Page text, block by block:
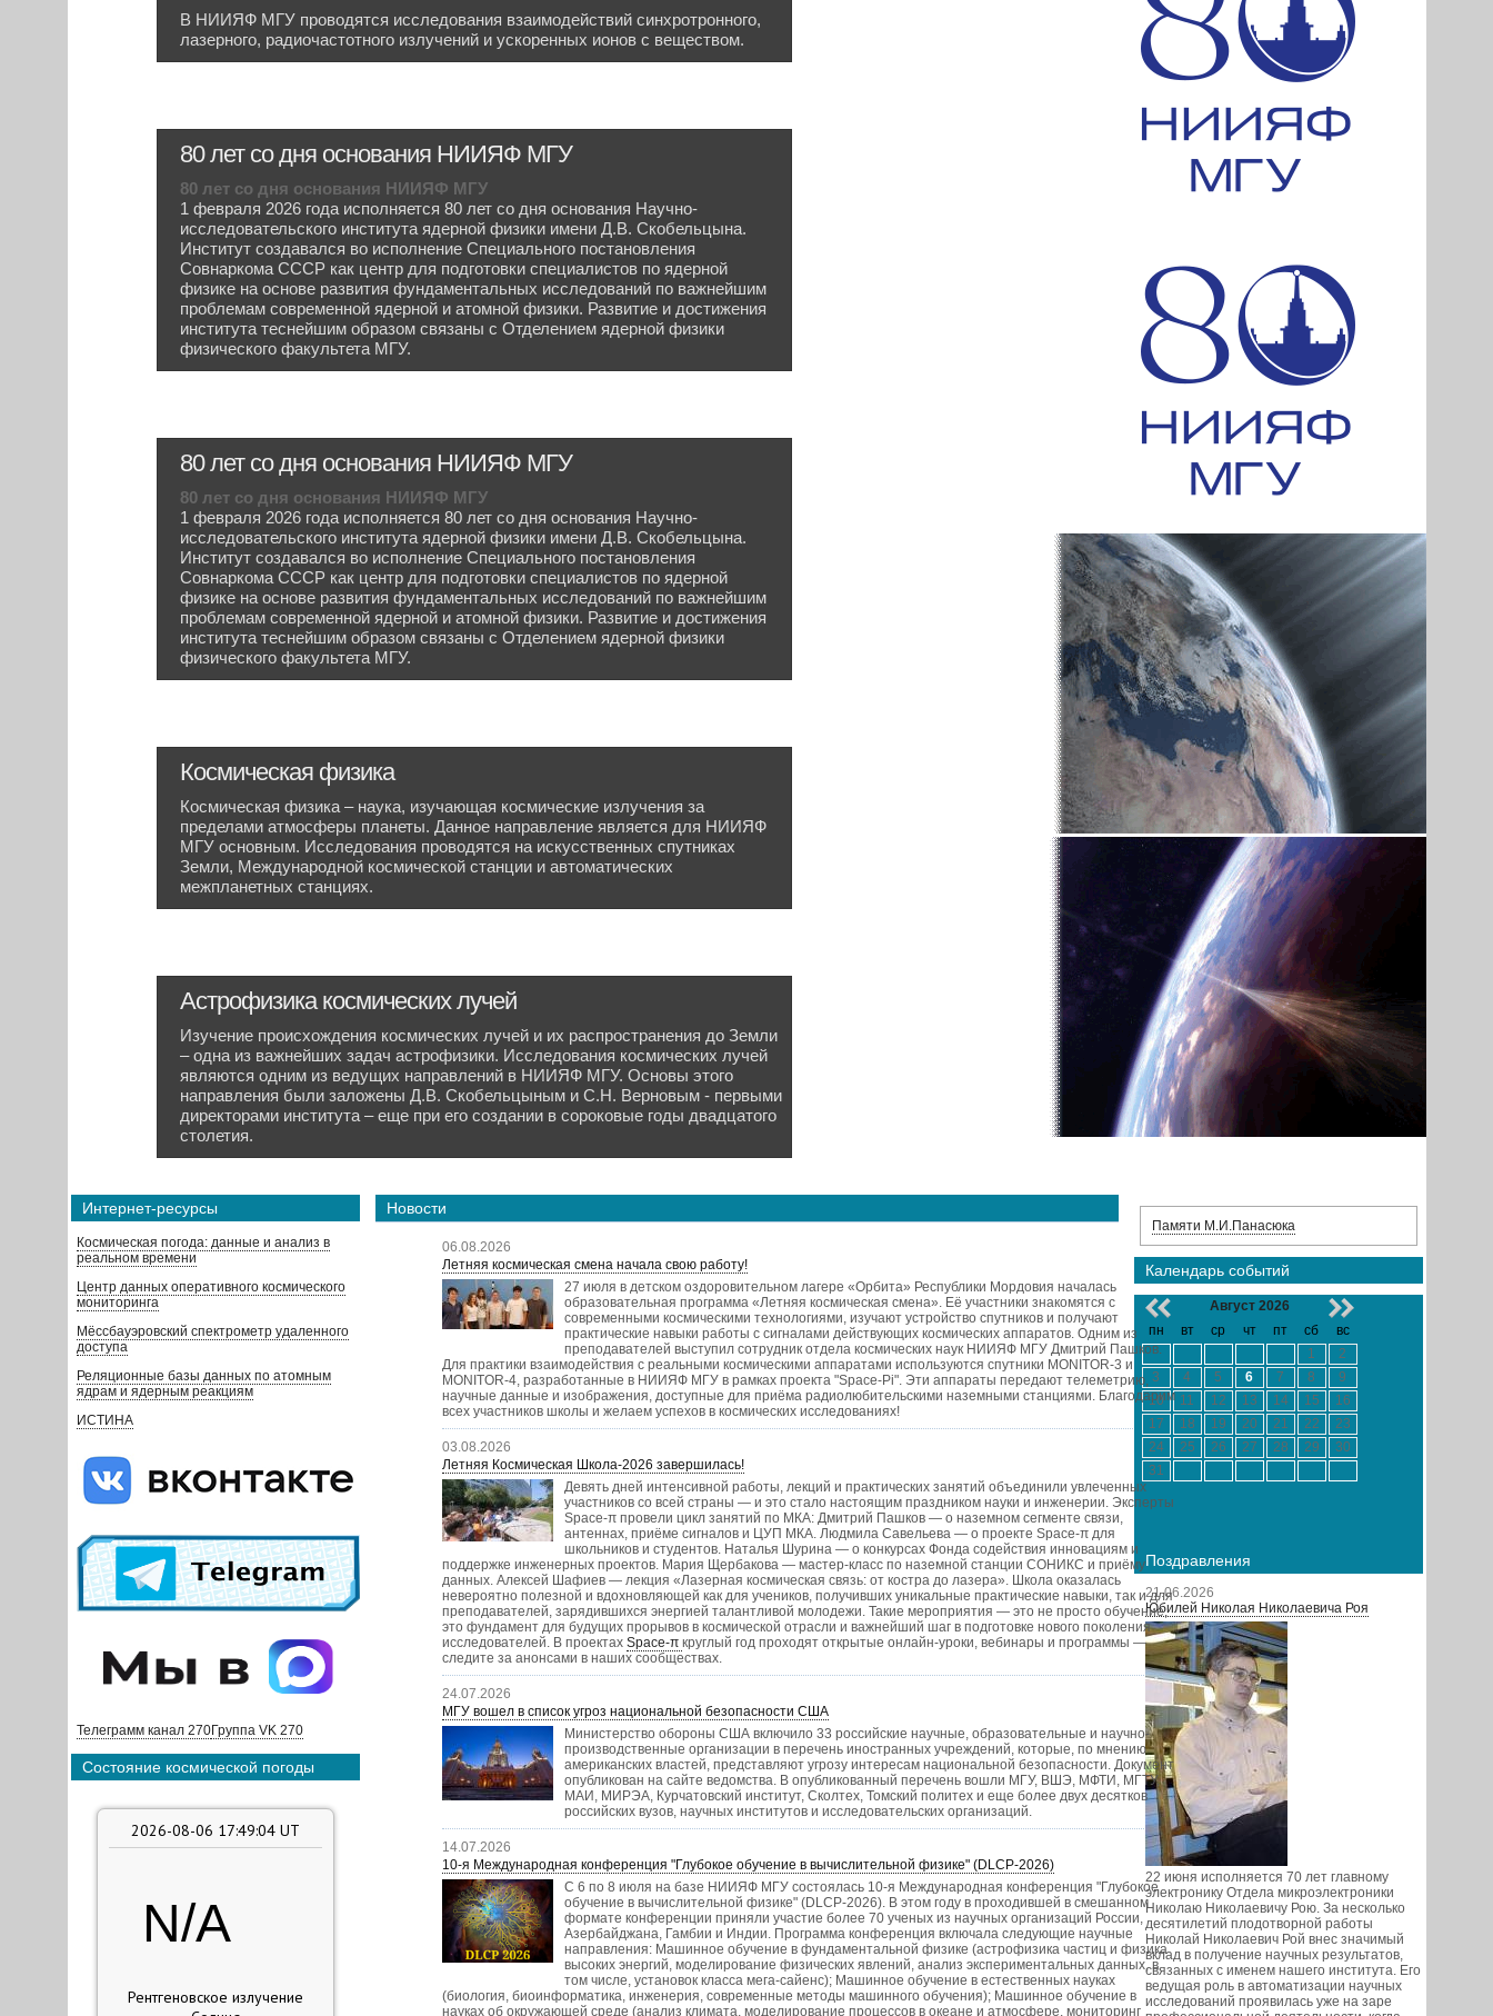
В НИИЯФ МГУ проводятся исследования взаимодействий синхротронного,
лазерного, радиочастотного излучений и ускоренных ионов с веществом.
80 лет со дня основания НИИЯФ МГУ
80 лет со дня основания НИИЯФ МГУ
1 февраля 2026 года исполняется 80 лет со дня основания Научно-
исследовательского института ядерной физики имени Д.В. Скобельцына.
Институт создавался во исполнение Специального постановления
Совнаркома СССР как центр для подготовки специалистов по ядерной
физике на основе развития фундаментальных исследований по важнейшим
проблемам современной ядерной и атомной физики. Развитие и достижения
института теснейшим образом связаны с Отделением ядерной физики
физического факультета МГУ.
80 лет со дня основания НИИЯФ МГУ
80 лет со дня основания НИИЯФ МГУ
1 февраля 2026 года исполняется 80 лет со дня основания Научно-
исследовательского института ядерной физики имени Д.В. Скобельцына.
Институт создавался во исполнение Специального постановления
Совнаркома СССР как центр для подготовки специалистов по ядерной
физике на основе развития фундаментальных исследований по важнейшим
проблемам современной ядерной и атомной физики. Развитие и достижения
института теснейшим образом связаны с Отделением ядерной физики
физического факультета МГУ.
Космическая физика
Космическая физика – наука, изучающая космические излучения за
пределами атмосферы планеты. Данное направление является для НИИЯФ
МГУ основным. Исследования проводятся на искусственных спутниках
Земли, Международной космической станции и автоматических
межпланетных станциях.
Астрофизика космических лучей
Изучение происхождения космических лучей и их распространения до Земли
– одна из важнейших задач астрофизики. Исследования космических лучей
являются одним из ведущих направлений в НИИЯФ МГУ. Основы этого
направления были заложены Д.В. Скобельцыным и С.Н. Верновым - первыми
директорами института – еще при его создании в сороковые годы двадцатого
столетия.
Интернет-ресурсы
Космическая погода: данные и анализ в
реальном времени
Центр данных оперативного космического
мониторинга
Мёссбауэровский спектрометр удаленного
доступа
Реляционные базы данных по атомным
ядрам и ядерным реакциям
ИСТИНА
Телеграмм канал 270Группа VK 270
Состояние космической погоды
Новости
06.08.2026
Летняя космическая смена начала свою работу!
27 июля в детском оздоровительном лагере «Орбита» Республики Мордовия началась
образовательная программа «Летняя космическая смена». Её участники знакомятся с
современными космическими технологиями, изучают устройство спутников и получают
практические навыки работы с сигналами действующих космических аппаратов. Одним из
преподавателей выступил сотрудник отдела космических наук НИИЯФ МГУ Дмитрий Пашков.
Для практики взаимодействия с реальными космическими аппаратами используются спутники MONITOR-3 и
MONITOR-4, разработанные в НИИЯФ МГУ в рамках проекта "Space-Pi". Эти аппараты передают телеметрию,
научные данные и изображения, доступные для приёма радиолюбительскими наземными станциями. Благодарим
всех участников школы и желаем успехов в космических исследованиях!
03.08.2026
Летняя Космическая Школа-2026 завершилась!
Девять дней интенсивной работы, лекций и практических занятий объединили увлеченных
участников со всей страны — и это стало настоящим праздником науки и инженерии. Эксперты
Space-π провели цикл занятий по МКА: Дмитрий Пашков — о наземном сегменте связи,
антеннах, приёме сигналов и ЦУП МКА. Людмила Савельева — о проекте Space-π для
школьников и студентов. Наталья Шурина — о конкурсах Фонда содействия инновациям и
поддержке инженерных проектов. Мария Щербакова — мастер-класс по наземной станции СОНИКС и приёму
данных. Алексей Шафиев — лекция «Лазерная космическая связь: от костра до лазера». Школа оказалась
невероятно полезной и вдохновляющей как для учеников, получивших уникальные практические навыки, так и для
преподавателей, зарядившихся энергией талантливой молодежи. Такие мероприятия — это не просто обучение,
это фундамент для будущих прорывов в космической отрасли и важнейший шаг в подготовке нового поколения
исследователей. В проектах Space-π круглый год проходят открытые онлайн-уроки, вебинары и программы —
следите за анонсами в наших сообществах.
24.07.2026
МГУ вошел в список угроз национальной безопасности США
Министерство обороны США включило 33 российские научные, образовательные и научно-
производственные организации в перечень иностранных учреждений, которые, по мнению
американских властей, представляют угрозу интересам национальной безопасности. Документ
опубликован на сайте ведомства. В опубликованный перечень вошли МГУ, ВШЭ, МФТИ, МГТУ,
МАИ, МИРЭА, Курчатовский институт, Сколтех, Томский политех и еще более двух десятков
российских вузов, научных институтов и исследовательских организаций.
14.07.2026
10-я Международная конференция "Глубокое обучение в вычислительной физике" (DLCP-2026)
С 6 по 8 июля на базе НИИЯФ МГУ состоялась 10-я Международная конференция "Глубокое
обучение в вычислительной физике" (DLCP-2026). В этом году в проходившей в смешанном
формате конференции приняли участие более 70 ученых из научных организаций России,
Азербайджана, Гамбии и Индии. Программа конференция включала следующие научные
направления: Машинное обучение в фундаментальной физике (астрофизика частиц и физика
высоких энергий, моделирование физических явлений, анализ экспериментальных данных, в
том числе, установок класса мега-сайенс); Машинное обучение в естественных науках
(биология, биоинформатика, инженерия, современные методы машинного обучения); Машинное обучение в
науках об окружающей среде (анализ климата, моделирование процессов в океане и атмосфере, мониторинг
Памяти М.И.Панасюка
Календарь событий
Август 2026
пн
вт ср чт пт сб
вс
1
2
3
4 5 6 7 8
9
10
11 12 13 14 15
16
17
18 19 20 21 22
23
24
25 26 27 28 29
30
31
Поздравления
21.06.2026
Юбилей Николая Николаевича Роя
22 июня исполняется 70 лет главному
электронику Отдела микроэлектроники
Николаю Николаевичу Рою. За несколько
десятилетий плодотворной работы
Николай Николаевич Рой внес значимый
вклад в получение научных результатов,
связанных с именем нашего института. Его
ведущая роль в автоматизации научных
исследований проявилась уже на заре